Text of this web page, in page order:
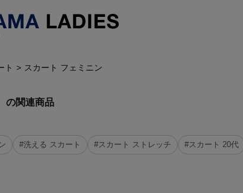
ト スカート フェミニン
の関連商品
#洗える スカート #スカート ストレッチ #スカート 20代